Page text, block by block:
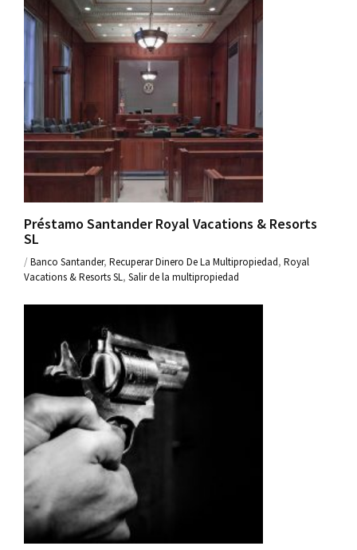
Préstamo Santander Royal Vacations & Resorts
SL
/Banco Santander, Recuperar Dinero De La Multipropiedad, Royal
Vacations & Resorts SL, Salir de la multipropiedad